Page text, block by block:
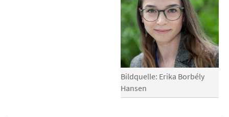
Bildquelle: Erika Borbély
Hansen